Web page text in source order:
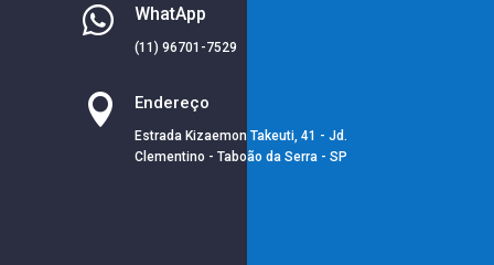
 WhatApp
(11) 96701-7529
 Endereço
Estrada Kizaemon Takeuti, 41 - Jd.
Clementino - Taboão da Serra - SP